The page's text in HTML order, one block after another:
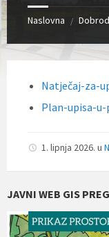
Naslovna /
Natječaj-za-
Plan-upisa-u-
1. lipnja 2026. u
JAVNI WEB GIS